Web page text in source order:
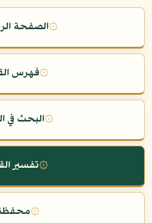
۞الصفحة
۞فهرس
۞البحث في
۞تفسير
۞